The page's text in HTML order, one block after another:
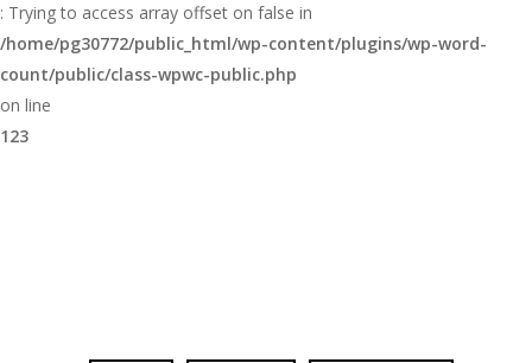
: Trying to access array offset on false in
/home/pg30772/public_html/wp-content/plugins/wp-word-
count/public/class-wpwc-public.php
on line
123